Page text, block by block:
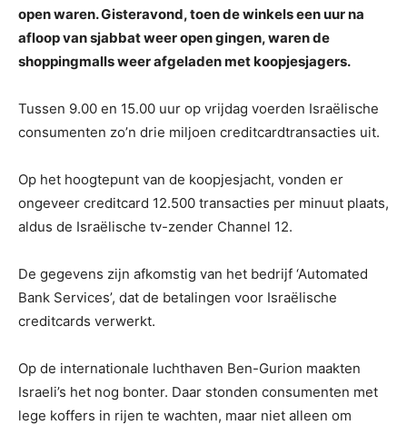
open waren. Gisteravond, toen de winkels een uur na
afloop van sjabbat weer open gingen, waren de
shoppingmalls weer afgeladen met koopjesjagers.
Tussen 9.00 en 15.00 uur op vrijdag voerden Israëlische
consumenten zo’n drie miljoen creditcardtransacties uit.
Op het hoogtepunt van de koopjesjacht, vonden er
ongeveer creditcard 12.500 transacties per minuut plaats,
aldus de Israëlische tv-zender Channel 12.
De gegevens zijn afkomstig van het bedrijf ‘Automated
Bank Services’, dat de betalingen voor Israëlische
creditcards verwerkt.
Op de internationale luchthaven Ben-Gurion maakten
Israeli’s het nog bonter. Daar stonden consumenten met
lege koffers in rijen te wachten, maar niet alleen om